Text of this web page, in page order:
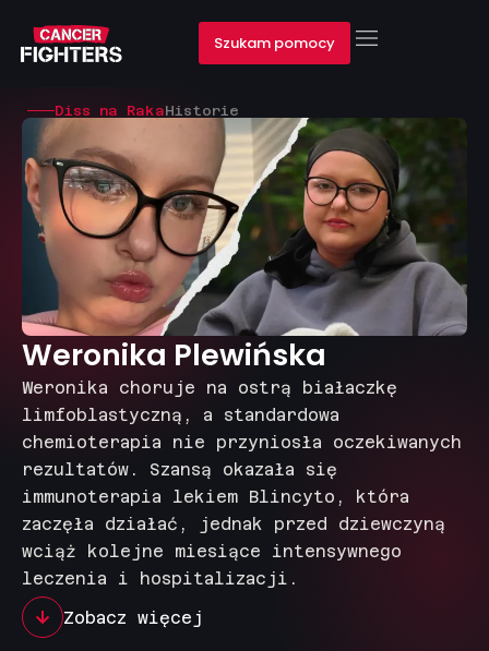
Szukam pomocy
Diss na RakaHistorie
Weronika Plewińska
Weronika choruje na ostrą białaczkę
limfoblastyczną, a standardowa
chemioterapia nie przyniosła oczekiwanych
rezultatów. Szansą okazała się
immunoterapia lekiem Blincyto, która
zaczęła działać, jednak przed dziewczyną
wciąż kolejne miesiące intensywnego
leczenia i hospitalizacji.
Zobacz więcej